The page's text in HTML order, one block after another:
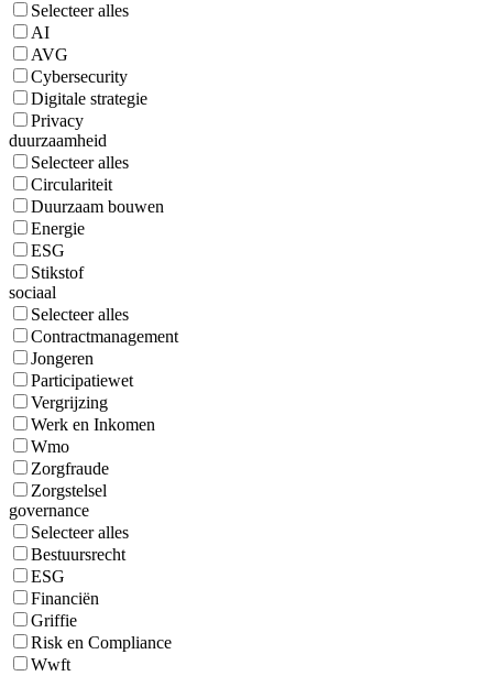
Selecteer alles
AI
AVG
Cybersecurity
Digitale strategie
Privacy
duurzaamheid
Selecteer alles
Circulariteit
Duurzaam bouwen
Energie
ESG
Stikstof
sociaal
Selecteer alles
Contractmanagement
Jongeren
Participatiewet
Vergrijzing
Werk en Inkomen
Wmo
Zorgfraude
Zorgstelsel
governance
Selecteer alles
Bestuursrecht
ESG
Financiën
Griffie
Risk en Compliance
Wwft